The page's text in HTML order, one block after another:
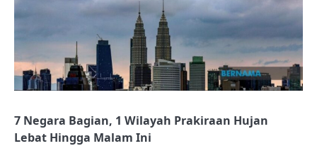
7 Negara Bagian, 1 Wilayah Prakiraan Hujan
Lebat Hingga Malam Ini